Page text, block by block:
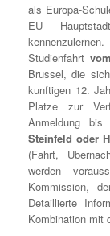
als Europa-
EU-
Studienfahrt
Brussel, die
kunftigen 12.
Platze zur
Anmeldung bis
Steinfeld oder
(Fahrt,
werden
Kommission,
Detaillierte
Kombination mit